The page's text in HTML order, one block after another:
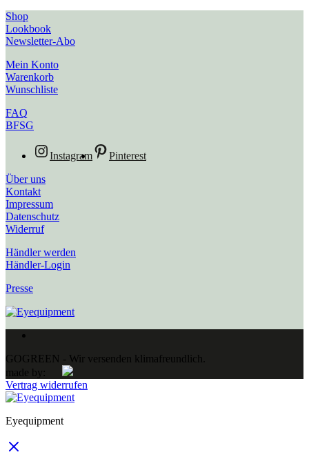
Shop
Lookbook
Newsletter-Abo
Mein Konto
Warenkorb
Wunschliste
FAQ
BFSG
Instagram
Pinterest
Über uns
Kontakt
Impressum
Datenschutz
Widerruf
Händler werden
Händler-Login
Presse
GOGREEN - Wir versenden klimafreundlich.
made by:
Vertrag widerrufen
Eyequipment